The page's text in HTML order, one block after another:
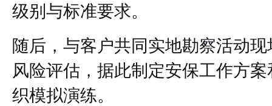
级别与标准要求。
随后，与客户共同实地勘察活动
风险评估，据此制定安保工作方
织模拟演练。